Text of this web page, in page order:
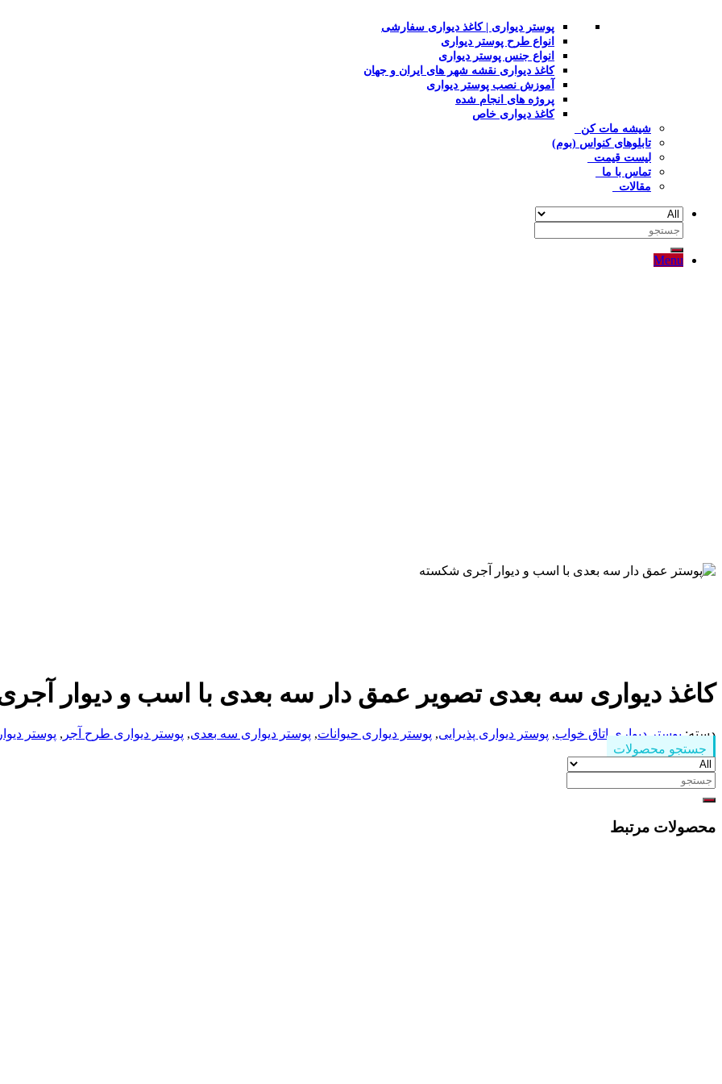
پوستر دیواری | کاغذ دیواری سفارشی
انواع طرح پوستر دیواری
انواع جنس پوستر دیواری
کاغذ دیواری نقشه شهر های ایران و جهان
آموزش نصب پوستر دیواری
پروژه های انجام شده
کاغذ دیواری خاص
شیشه مات کن
تابلوهای کنواس (بوم)
لیست قیمت
تماس با ما
مقالات
جستجو
Menu
کاغذ دیواری سه بعدی تصویر عمق دار سه بعدی با اسب و دیوار
دسته:پوستر دیواری اتاق خواب, پوستر دیواری پذیرایی, پوستر دیواری حیوانات, پوستر دیواری سه بعدی, پوستر دیواری طرح آجر , پوستر
جستجو محصولات
جستجو
محصولات مرتبط